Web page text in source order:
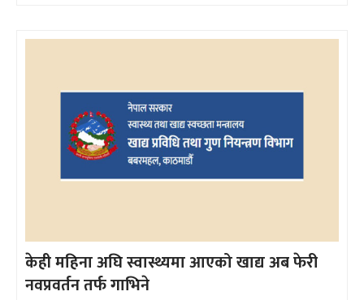
केही महिना अघि स्वास्थ्यमा आएको खाद्य अब फेरी
नवप्रवर्तन तर्फ गाभिने